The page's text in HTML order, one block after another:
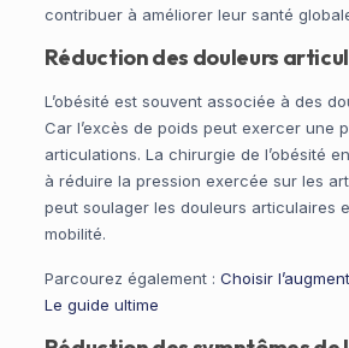
contribuer à améliorer leur santé
Réduction des douleurs
L’obésité est souvent associée à des
Car l’excès de poids peut exercer une
articulations. La chirurgie de l’obésité
à réduire la pression exercée sur les
peut soulager les douleurs articulaires
mobilité.
Parcourez également : Choisir
Le guide ultime